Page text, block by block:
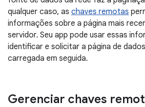
qualquer caso, as chaves remotas
informações sobre a página mais
servidor. Seu app pode usar essas
identificar e solicitar a página de
carregada em seguida.
Gerenciar chaves